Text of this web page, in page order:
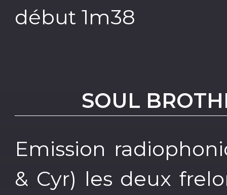
début 1m38
SOUL
Emission
& Cyr) les deux